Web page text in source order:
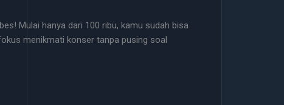
Mulai hanya dari 100 ribu, kamu sudah bisa
menikmati konser tanpa pusing soal